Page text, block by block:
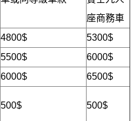
座商務車
4800$
5300$
5500$
6000$
6000$
6500$
500$ 500$